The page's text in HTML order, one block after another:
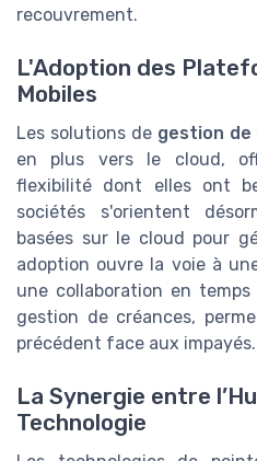
recouvrement.
L'Adoption des
Mobiles
Les solutions de gestion de
en plus vers le cloud,
flexibilité dont elles ont
sociétés s'orientent
basées sur le cloud pour
adoption ouvre la voie à
une collaboration en
gestion de créances,
précédent face aux impayés.
La Synergie entre
Technologie